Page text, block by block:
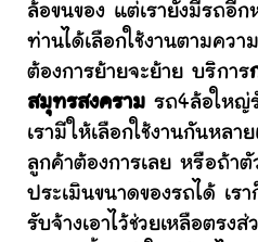
ล้อขนของ แต่เรายังมีรถอี
ท่านได้เลือกใช้งานตามควา
ต้องการย้ายจะย้าย บริการ
สมุทรสงคราม รถ4ล้อใหญ่
เรามีให้เลือกใช้งานกันหล
ลูกค้าต้องการเลย หรือถ้าตั
ประเมินขนาดของรถได้ เร
รับจ้างเอาไว้ช่วยเหลือตร